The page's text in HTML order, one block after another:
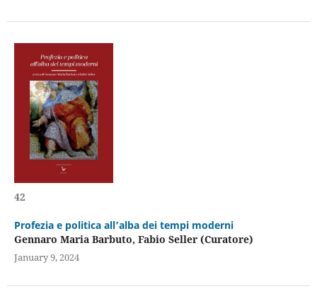
42
Profezia e politica all’alba dei tempi moderni
Gennaro Maria Barbuto, Fabio Seller (Curatore)
January 9, 2024